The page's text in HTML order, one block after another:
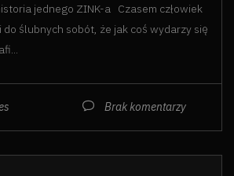
jednego ZINK-a Czasem człowiek
ślubnych sobót, że jak coś wydarzy się
Brak komentarzy